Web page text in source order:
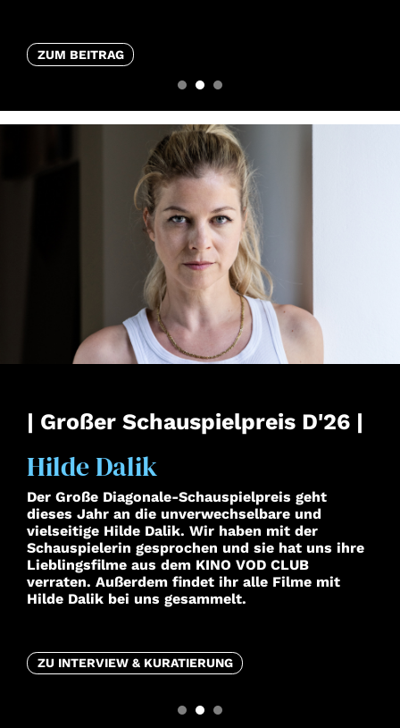
ZUM BEITRAG
| Großer Schauspielpreis D'26 |
Hilde Dalik
Der Große Diagonale-Schauspielpreis geht
dieses Jahr an die unverwechselbare und
vielseitige Hilde Dalik. Wir haben mit der
Schauspielerin gesprochen und sie hat uns ihre
Lieblingsfilme aus dem KINO VOD CLUB
verraten. Außerdem findet ihr alle Filme mit
Hilde Dalik bei uns gesammelt.
ZU INTERVIEW & KURATIERUNG